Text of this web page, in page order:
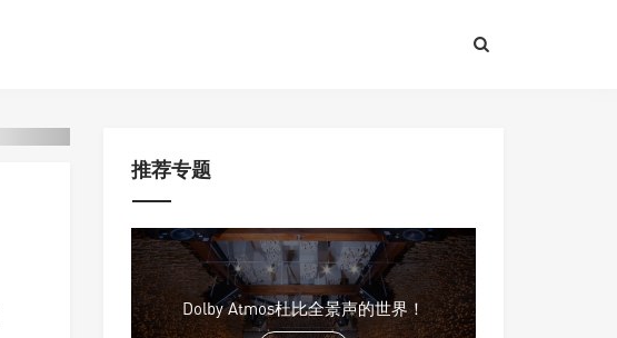
推荐专题
Dolby Atmos杜比全景声的世界！